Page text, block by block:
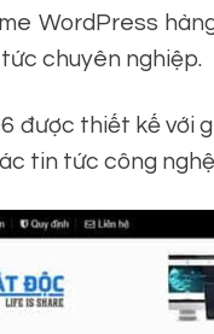
WordPress
chuyên nghiệp.
thiết kế với
tin tức công